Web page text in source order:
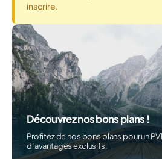
inscrire.
Découvrez nos bons plans !
Profitez de nos bons plans pour un
d’avantages exclusifs.